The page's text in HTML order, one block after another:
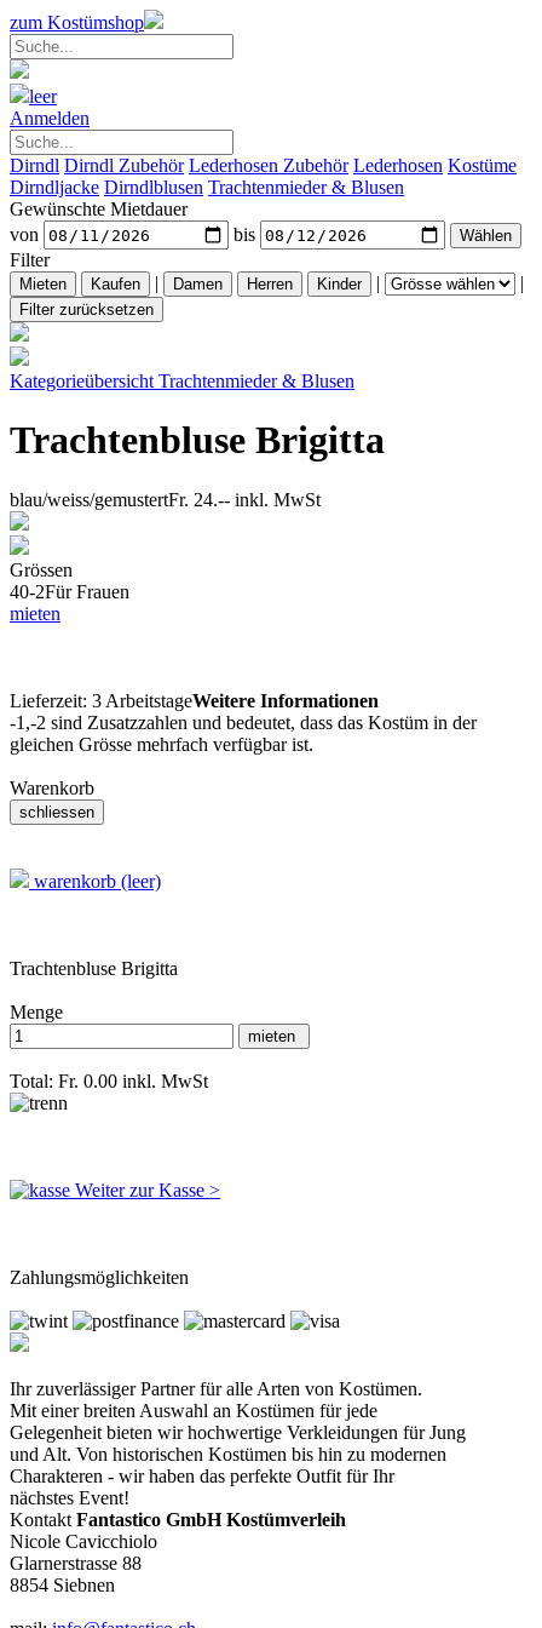
zum Kostümshop
leer
Anmelden
Dirndl Dirndl Zubehör Lederhosen Zubehör Lederhosen Kostüme
Dirndljacke Dirndlblusen Trachtenmieder & Blusen
Gewünschte Mietdauer
von
bis
Filter
|
| |
Kategorieübersicht Trachtenmieder & Blusen
Trachtenbluse Brigitta
blau/weiss/gemustertFr. 24.-- inkl. MwSt
Grössen
40-2Für Frauen
mieten
Lieferzeit: 3 ArbeitstageWeitere Informationen
-1,-2 sind Zusatzzahlen und bedeutet, dass das Kostüm in der
gleichen Grösse mehrfach verfügbar ist.
Warenkorb
warenkorb (leer)
Trachtenbluse Brigitta
Menge
Total: Fr. 0.00 inkl. MwSt
Weiter zur Kasse >
Zahlungsmöglichkeiten
Ihr zuverlässiger Partner für alle Arten von Kostümen.
Mit einer breiten Auswahl an Kostümen für jede
Gelegenheit bieten wir hochwertige Verkleidungen für Jung
und Alt. Von historischen Kostümen bis hin zu modernen
Charakteren - wir haben das perfekte Outfit für Ihr
nächstes Event!
Kontakt Fantastico GmbH Kostümverleih
Nicole Cavicchiolo
Glarnerstrasse 88
8854 Siebnen